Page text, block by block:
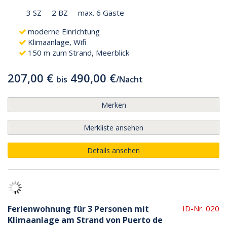
3 SZ 2 BZ
max. 6 Gäste
moderne Einrichtung
Klimaanlage, Wifi
150 m zum Strand, Meerblick
207,00 € bis 490,00 €/Nacht
Merken
Merkliste ansehen
Details ansehen
Ferienwohnung für 3 Personen mit
Klimaanlage am Strand von Puerto de
ID-Nr. 020